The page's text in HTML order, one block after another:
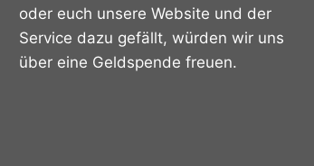
oder euch unsere Website und der
Service dazu gefällt, würden wir uns
über eine Geldspende freuen.